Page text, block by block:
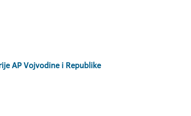
AP Vojvodine i Republike